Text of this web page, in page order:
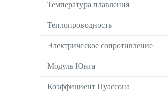
Температура плавления
Теплопроводность
Электрическое сопротивление
Модуль Юнга
Коэффициент Пуассона